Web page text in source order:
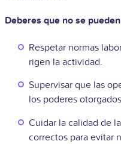
Deberes que no se
Respetar normas
rigen la actividad.
Supervisar que las
los poderes
Cuidar la calidad de
correctos para evitar